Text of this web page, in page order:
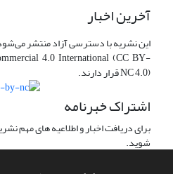
آخرین اخبار
4.0 International (CC BY-
NC 4.0) قرار دارند.
اشتراک خبرنامه
برای دریافت اخبار و اطلاعیه های مهم
شوید.